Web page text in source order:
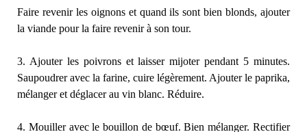
Faire revenir les oignons et quand ils sont bien blonds, ajouter
la viande pour la faire revenir à son tour.
3. Ajouter les poivrons et laisser mijoter pendant 5 minutes.
Saupoudrer avec la farine, cuire légèrement. Ajouter le paprika,
mélanger et déglacer au vin blanc. Réduire.
4. Mouiller avec le bouillon de bœuf. Bien mélanger. Rectifier